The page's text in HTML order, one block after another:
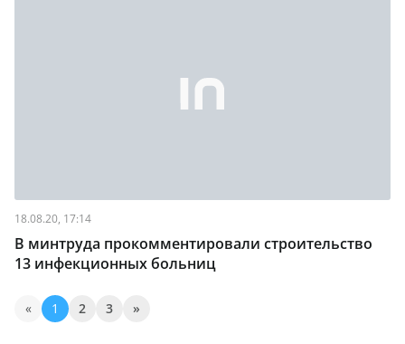
18.08.20, 17:14
В минтруда прокомментировали строительство
13 инфекционных больниц
« 1 2 3 »